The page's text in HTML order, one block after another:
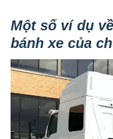
Một số ví dụ
bánh xe của